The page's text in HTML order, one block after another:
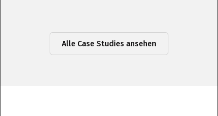
Alle Case Studies ansehen